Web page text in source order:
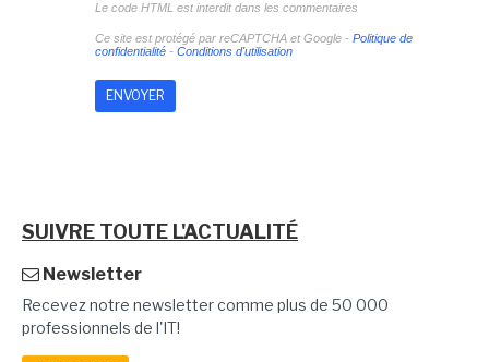
Le code HTML est interdit dans les commentaires
Ce site est protégé par reCAPTCHA et Google - Politique de
confidentialité- Conditions d'utilisation
SUIVRE TOUTE L'ACTUALITÉ
Newsletter
Recevez notre newsletter comme plus de 50 000
professionnels de l'IT!